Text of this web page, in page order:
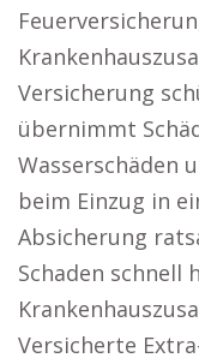
Versicherung
übernimmt
Wasserschäden
beim Einzug in
Absicherung
Schaden schnell
Versicherte